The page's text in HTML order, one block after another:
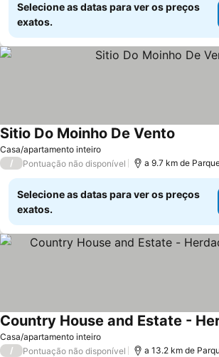
Selecione as datas para ver os preços
exatos.
Casa/apartamento inteiro
Sitio Do Moinho De Vento
/ Pontuação não disponível a 9.7 km de
Selecione as datas para ver os preços
exatos.
Casa/apartamento inteiro
Ver preços
/ Pontuação não disponível a 13.2 km de